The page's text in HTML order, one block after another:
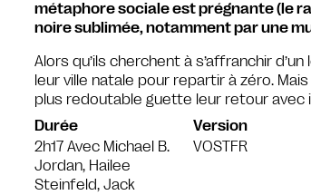
métaphore sociale est prégnante (le
noire sublimée, notamment par une
Alors qu’ils cherchent à s’affranchir
leur ville natale pour repartir à zéro.
plus redoutable guette leur retour avec
Durée
2h17 Avec Michael B.
Jordan, Hailee
Steinfeld, Jack
Version
VOSTFR